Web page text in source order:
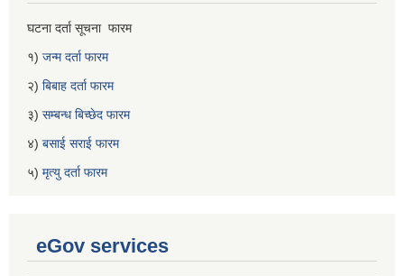
घटना दर्ता सूचना फारम
१) जन्म दर्ता फारम
२) बिबाह दर्ता फारम
३) सम्बन्ध बिच्छेद फारम
४) बसाई सराई फारम
५) मृत्यु दर्ता फारम
eGov services